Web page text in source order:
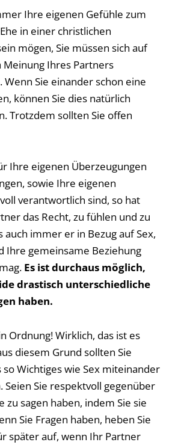
Ihre eigenen Gefühle zum
in einer christlichen
mögen, Sie müssen sich auf
Meinung Ihres Partners
Sie einander schon eine
können Sie dies natürlich
Trotzdem sollten Sie offen
Ihre eigenen Überzeugungen
sowie Ihre eigenen
verantwortlich sind, so hat
das Recht, zu fühlen und zu
auch immer er in Bezug auf Sex,
Ihre gemeinsame Beziehung
Es ist durchaus möglich,
drastisch unterschiedliche
haben.
Ordnung! Wirklich, das ist es
diesem Grund sollten Sie
so Wichtiges wie Sex miteinander
Seien Sie respektvoll gegenüber
zu sagen haben, indem Sie sie
Sie Fragen haben, heben Sie
später auf, wenn Ihr Partner